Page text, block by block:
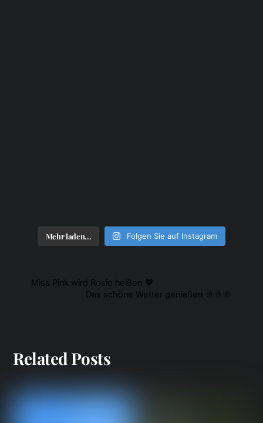
Mehr laden... Folgen Sie auf Instagram
Miss Pink wird Rosie heißen 💖
Das schöne Wetter genießen 🌞🌞🌞
Related Posts